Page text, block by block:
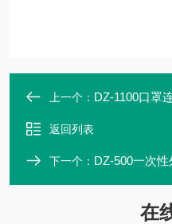
上一个： DZ-1100口罩
返回列表
下一个： DZ-500一次
在